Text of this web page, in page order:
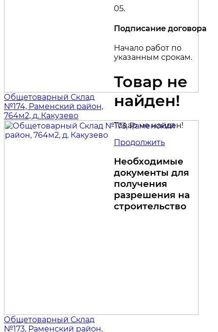
Общетоварный Склад
№174, Раменский район,
764м2, д. Какузево
Общетоварный Склад
№173, Раменский район,
05.
Подписание договора
Начало работ по
указанным срокам.
Товар не
найден!
Товар не найден!
Продолжить
Необходимые
документы для
получения
разрешения на
строительство